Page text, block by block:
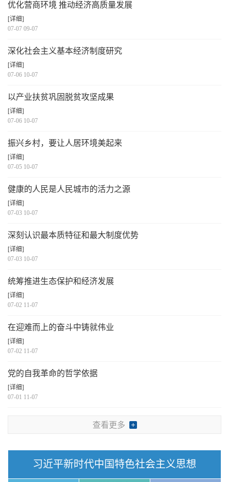
优化营商环境 推动经济高质量发展
[详细]
07-07 09-07
深化社会主义基本经济制度研究
[详细]
07-06 10-07
以产业扶贫巩固脱贫攻坚成果
[详细]
07-06 10-07
振兴乡村，要让人居环境美起来
[详细]
07-05 10-07
健康的人民是人民城市的活力之源
[详细]
07-03 10-07
深刻认识最本质特征和最大制度优势
[详细]
07-03 10-07
统筹推进生态保护和经济发展
[详细]
07-02 11-07
在迎难而上的奋斗中铸就伟业
[详细]
07-02 11-07
党的自我革命的哲学依据
[详细]
07-01 11-07
查看更多
习近平新时代中国特色社会主义思想